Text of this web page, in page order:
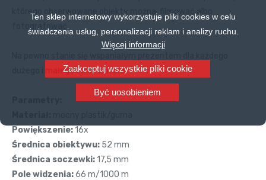
Ten sklep internetowy wykorzystuje pliki cookies w celu
świadczenia usług, personalizacji reklam i analizy ruchu.
Więcej informacji
Zaakceptuj wszystkie pliki cookie
Być uosobieniem
którego obserwowane obiekty można filmować albo
fotografować.
dużego i małego obserwatora.
Powiększenie:16x
Średnica obiektywu: 52 mm
Średnica soczewki:17,5 mm
Pole widzenia:66 m/1000 m